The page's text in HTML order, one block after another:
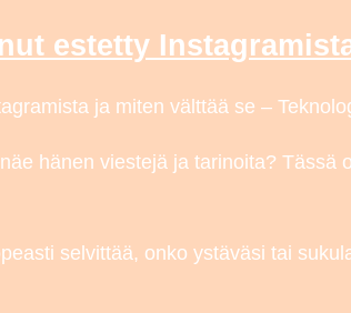
estetty
ja miten välttää se –
hänen viestejä ja tarinoita?
selvittää, onko ystäväsi tai